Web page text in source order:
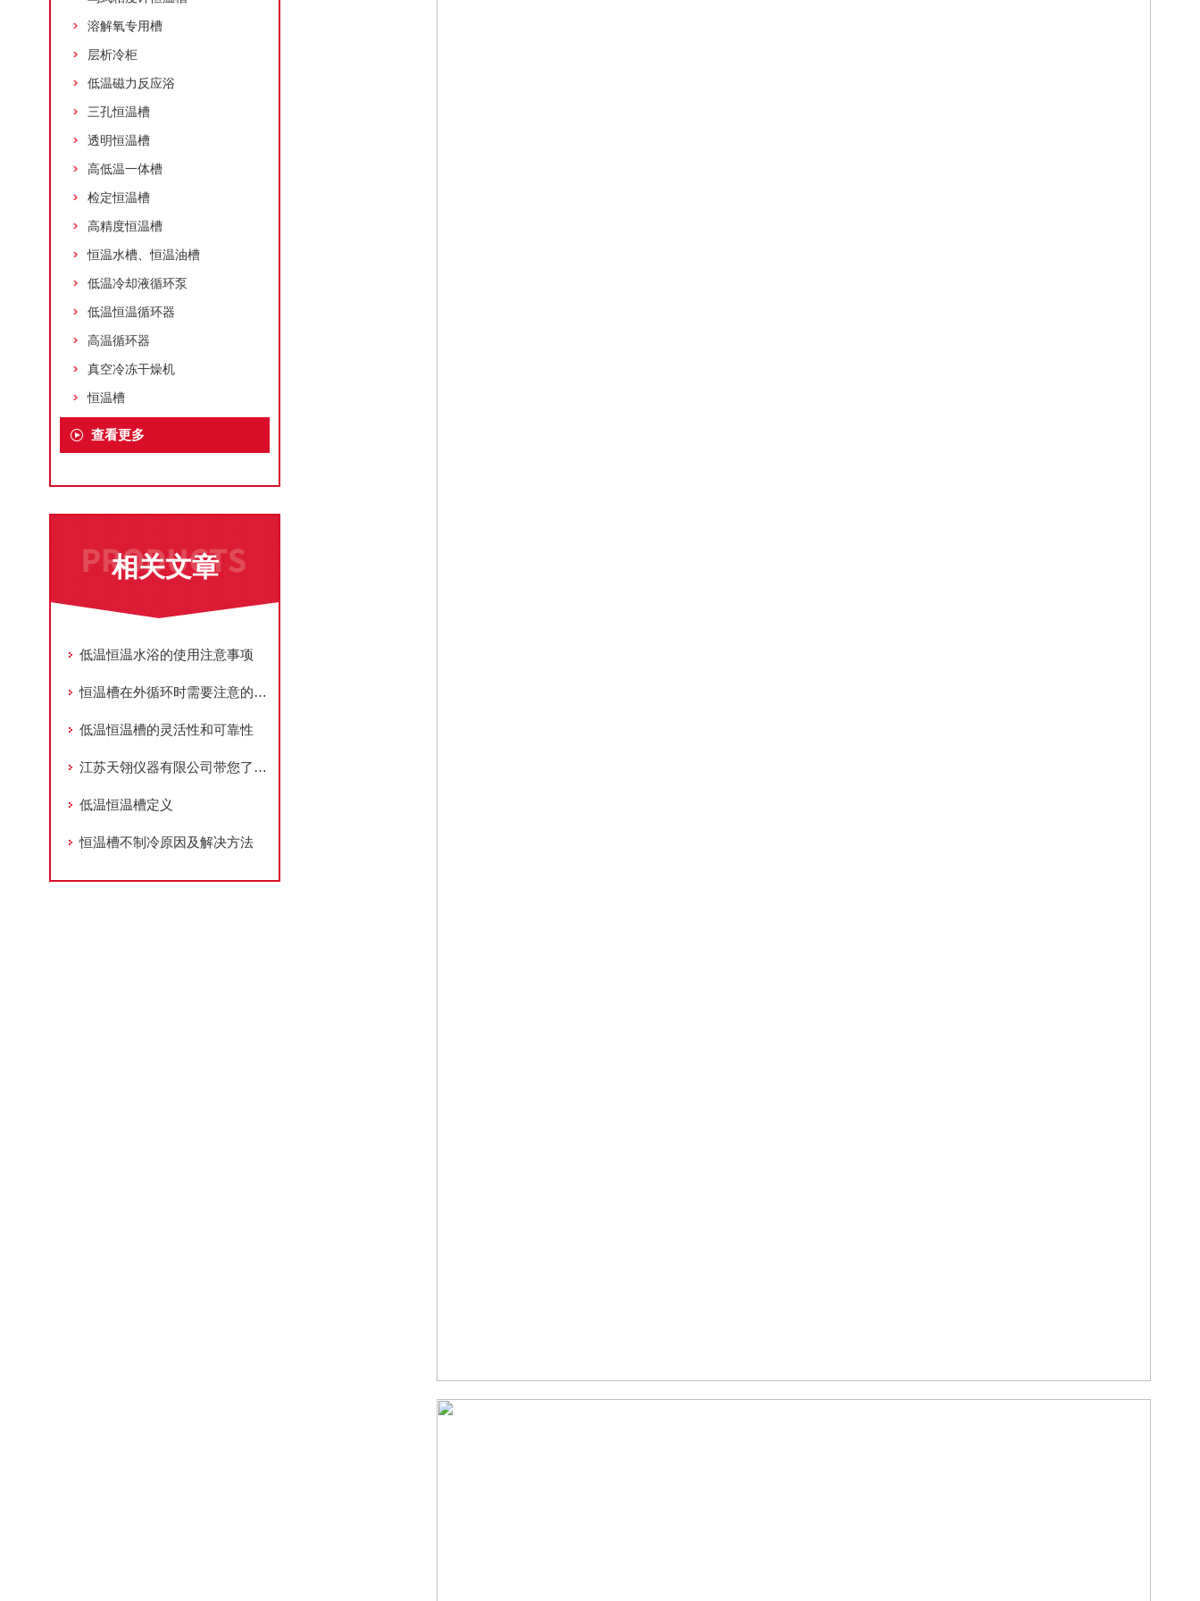
溶解氧专用槽
层析冷柜
低温磁力反应浴
三孔恒温槽
透明恒温槽
高低温一体槽
检定恒温槽
高精度恒温槽
恒温水槽、恒温油槽
低温冷却液循环泵
低温恒温循环器
高温循环器
真空冷冻干燥机
恒温槽
查看更多
相关文章
低温恒温水浴的使用注意事项
恒温槽在外循环时需要注意的事项
低温恒温槽的灵活性和可靠性
江苏天翎仪器有限公司带您了解低温恒温槽怎么选择
低温恒温槽定义
恒温槽不制冷原因及解决方法